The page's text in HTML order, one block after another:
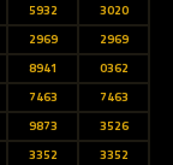
5932
3020
2969
2969
8941
0362
7463
7463
9873
3526
3352
3352